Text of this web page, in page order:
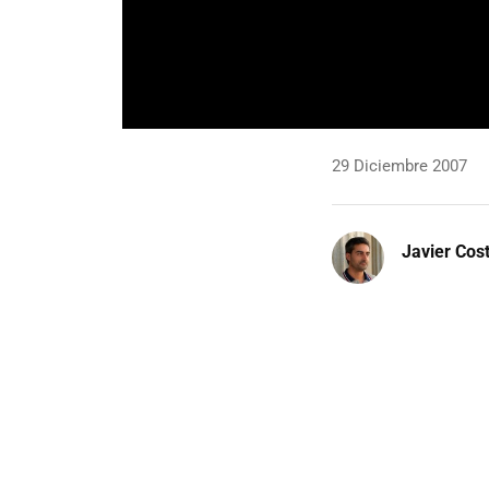
29 Diciembre 2007
Javier